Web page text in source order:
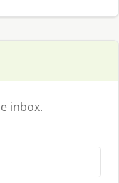
inbox.